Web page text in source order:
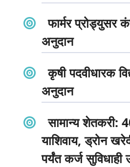
फार्मर प्रोड्युसर
अनुदान
कृषी पदवीधारक
अनुदान
सामान्य शेतकरी:
याशिवाय, ड्रोन
पर्यंत कर्ज